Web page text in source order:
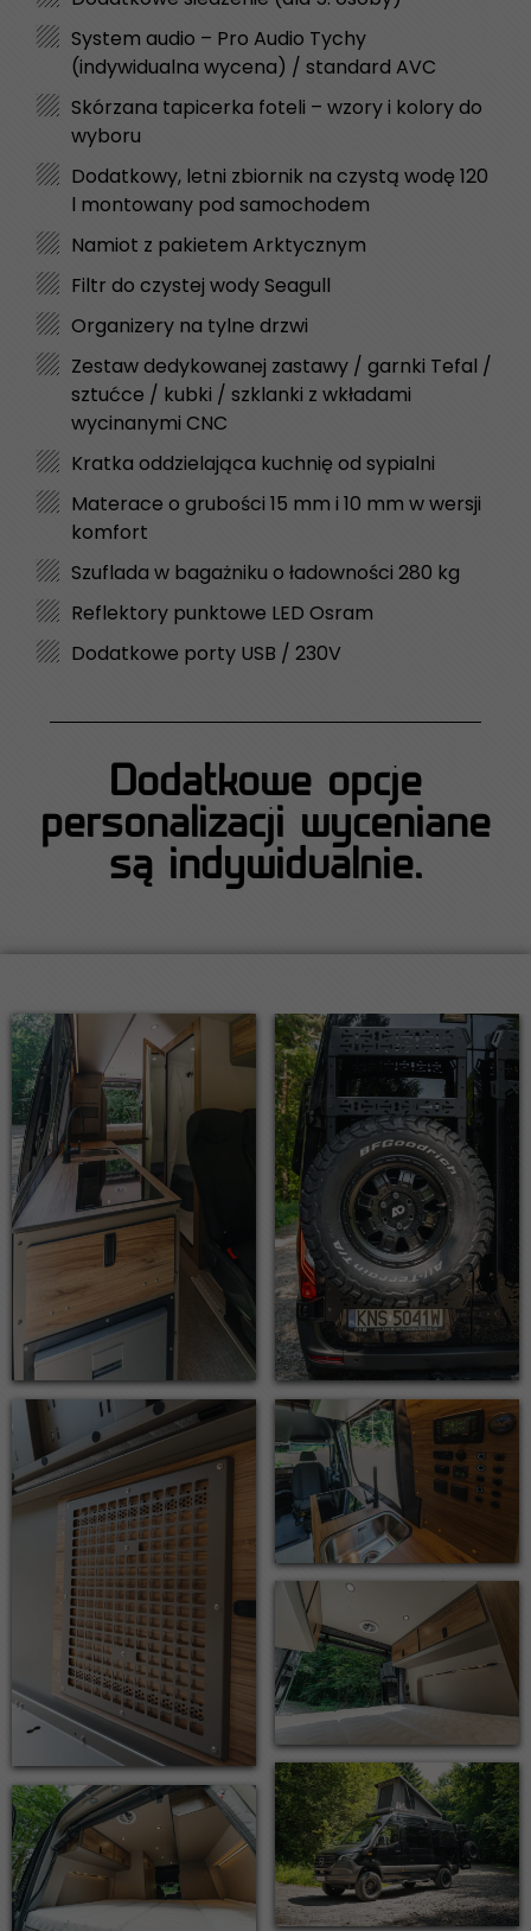
System audio – Pro Audio Tychy
(indywidualna wycena) / standard AVC
Skórzana tapicerka foteli – wzory i kolory do
wyboru
Dodatkowy, letni zbiornik na czystą wodę 120
l montowany pod samochodem
Namiot z pakietem Arktycznym
Filtr do czystej wody Seagull
Organizery na tylne drzwi
Zestaw dedykowanej zastawy / garnki Tefal /
sztućce / kubki / szklanki z wkładami
wycinanymi CNC
Kratka oddzielająca kuchnię od sypialni
Materace o grubości 15 mm i 10 mm w wersji
komfort
Szuflada w bagażniku o ładowności 280 kg
Reflektory punktowe LED Osram
Dodatkowe porty USB / 230V
Dodatkowe opcje
personalizacji wyceniane
są indywidualnie.